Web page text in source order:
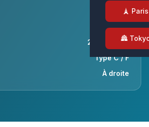
🗼 Paris
🏯
UTC+1
+213
230v / 50Hz
Type C / F
À droite